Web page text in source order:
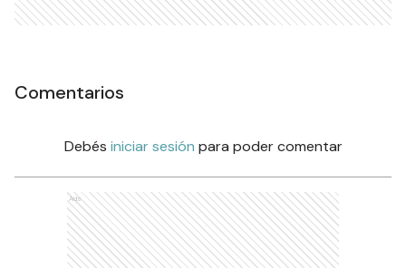
Comentarios
Debés iniciar sesión para poder comentar
Ads